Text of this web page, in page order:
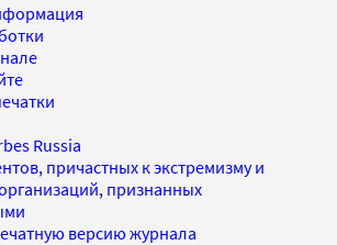
Russia
причастных к экстремизму и
признанных
версию журнала